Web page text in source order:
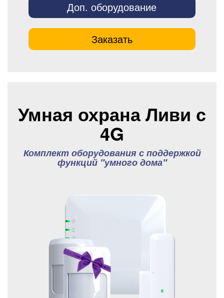
Доп. оборудование
Заказать
Умная охрана Ливи с
4G
Комплект оборудования с поддержкой
функций "умного дома"